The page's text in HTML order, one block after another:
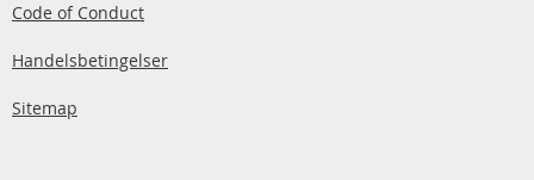
Code of Conduct
Handelsbetingelser
Sitemap